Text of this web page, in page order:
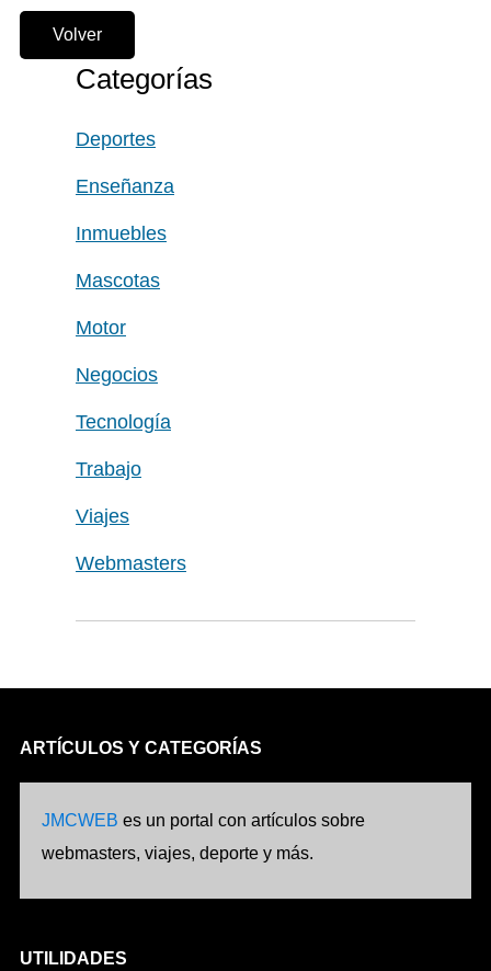
Volver
Categorías
Deportes
Enseñanza
Inmuebles
Mascotas
Motor
Negocios
Tecnología
Trabajo
Viajes
Webmasters
ARTÍCULOS Y CATEGORÍAS
JMCWEB es un portal con artículos sobre
webmasters, viajes, deporte y más.
UTILIDADES